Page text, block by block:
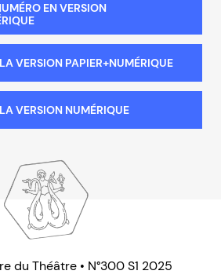
EN VERSION
VERSION PAPIER+NUMÉRIQUE
VERSION NUMÉRIQUE
du Théâtre • N°300 S1 2025